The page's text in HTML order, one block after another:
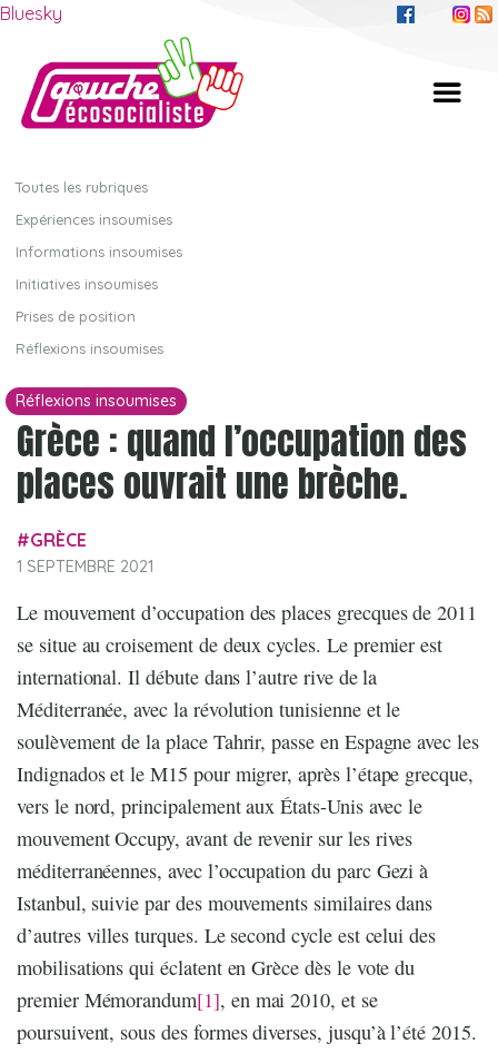
Bluesky
Toutes les rubriques
Expériences insoumises
Informations insoumises
Initiatives insoumises
Prises de position
Réflexions insoumises
Réflexions insoumises
Grèce : quand l’occupation des
places ouvrait une brèche.
GRÈCE
1 SEPTEMBRE 2021
Le mouvement d’occupation des places grecques de 2011
se situe au croisement de deux cycles. Le premier est
international. Il débute dans l’autre rive de la
Méditerranée, avec la révolution tunisienne et le
soulèvement de la place Tahrir, passe en Espagne avec les
Indignados et le M15 pour migrer, après l’étape grecque,
vers le nord, principalement aux États-Unis avec le
mouvement Occupy, avant de revenir sur les rives
méditerranéennes, avec l’occupation du parc Gezi à
Istanbul, suivie par des mouvements similaires dans
d’autres villes turques. Le second cycle est celui des
mobilisations qui éclatent en Grèce dès le vote du
premier Mémorandum[1], en mai 2010, et se
poursuivent, sous des formes diverses, jusqu’à l’été 2015.